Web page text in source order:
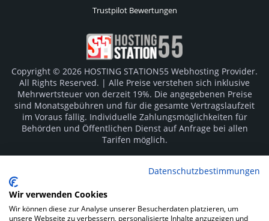
Trustpilot Bewertungen
Copyright © 2026 HOSTING STATION55 Webhosting Provider.
All Rights Reserved. | Alle Preise verstehen sich inklusive
Mehrwertsteuer von derzeit 19%. Die angegebenen Preise
sind Monatsgebühren und für die gesamte Vertragslaufzeit
im Voraus fällig. Individuelle Zahlungsmöglichkeiten für
Behörden und Öffentlichen Dienst auf Anfrage bei allen
Tarifen möglich.
Hersteller. Irrtümer vorbehalten.
SOCIAL MEDIA
Datenschutzbestimmungen
Wir verwenden Cookies
Wir können diese zur Analyse unserer Besucherdaten platzieren, um
unsere Webseite zu verbessern, personalisierte Inhalte anzuzeigen und